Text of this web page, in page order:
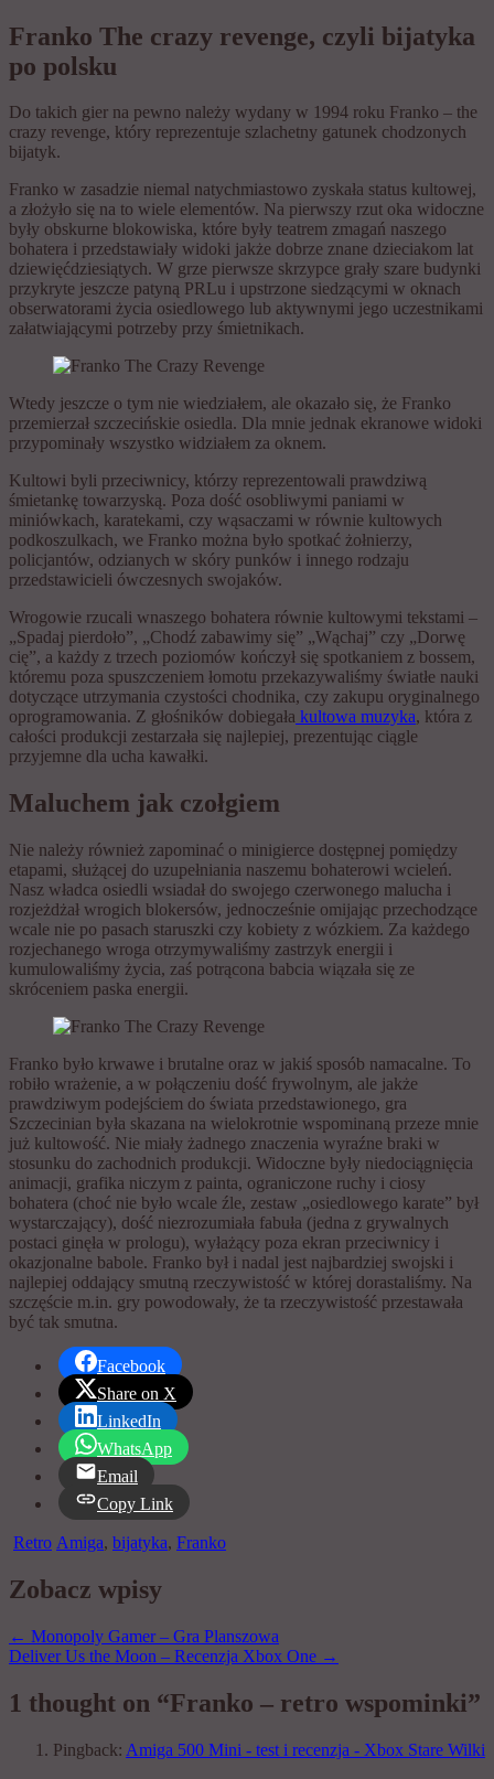
Franko The crazy revenge, czyli bijatyka
po polsku
Do takich gier na pewno należy wydany w 1994 roku Franko – the
crazy revenge, który reprezentuje szlachetny gatunek chodzonych
bijatyk.
Franko w zasadzie niemal natychmiastowo zyskała status kultowej,
a złożyło się na to wiele elementów. Na pierwszy rzut oka widoczne
były obskurne blokowiska, które były teatrem zmagań naszego
bohatera i przedstawiały widoki jakże dobrze znane dzieciakom lat
dziewięćdziesiątych. W grze pierwsze skrzypce grały szare budynki
przykryte jeszcze patyną PRLu i upstrzone siedzącymi w oknach
obserwatorami życia osiedlowego lub aktywnymi jego uczestnikami
załatwiającymi potrzeby przy śmietnikach.
Wtedy jeszcze o tym nie wiedziałem, ale okazało się, że Franko
przemierzał szczecińskie osiedla. Dla mnie jednak ekranowe widoki
przypominały wszystko widziałem za oknem.
Kultowi byli przeciwnicy, którzy reprezentowali prawdziwą
śmietankę towarzyską. Poza dość osobliwymi paniami w
miniówkach, karatekami, czy wąsaczami w równie kultowych
podkoszulkach, we Franko można było spotkać żołnierzy,
policjantów, odzianych w skóry punków i innego rodzaju
przedstawicieli ówczesnych swojaków.
Wrogowie rzucali wnaszego bohatera równie kultowymi tekstami –
„Spadaj pierdoło”, „Chodź zabawimy się” „Wąchaj” czy „Dorwę
cię”, a każdy z trzech poziomów kończył się spotkaniem z bossem,
któremu poza spuszczeniem łomotu przekazywaliśmy światłe nauki
dotyczące utrzymania czystości chodnika, czy zakupu oryginalnego
oprogramowania. Z głośników dobiegała kultowa muzyka, która z
całości produkcji zestarzała się najlepiej, prezentując ciągle
przyjemne dla ucha kawałki.
Maluchem jak czołgiem
Nie należy również zapominać o minigierce dostępnej pomiędzy
etapami, służącej do uzupełniania naszemu bohaterowi wcieleń.
Nasz władca osiedli wsiadał do swojego czerwonego malucha i
rozjeżdżał wrogich blokersów, jednocześnie omijając przechodzące
wcale nie po pasach staruszki czy kobiety z wózkiem. Za każdego
rozjechanego wroga otrzymywaliśmy zastrzyk energii i
kumulowaliśmy życia, zaś potrącona babcia wiązała się ze
skróceniem paska energii.
Franko było krwawe i brutalne oraz w jakiś sposób namacalne. To
robiło wrażenie, a w połączeniu dość frywolnym, ale jakże
prawdziwym podejściem do świata przedstawionego, gra
Szczecinian była skazana na wielokrotnie wspominaną przeze mnie
już kultowość. Nie miały żadnego znaczenia wyraźne braki w
stosunku do zachodnich produkcji. Widoczne były niedociągnięcia
animacji, grafika niczym z painta, ograniczone ruchy i ciosy
bohatera (choć nie było wcale źle, zestaw „osiedlowego karate” był
wystarczający), dość niezrozumiała fabuła (jedna z grywalnych
postaci ginęła w prologu), wyłażący poza ekran przeciwnicy i
okazjonalne babole. Franko był i nadal jest najbardziej swojski i
najlepiej oddający smutną rzeczywistość w której dorastaliśmy. Na
szczęście m.in. gry powodowały, że ta rzeczywistość przestawała
być tak smutna.
Facebook
Share on X
LinkedIn
WhatsApp
Email
Copy Link
Retro Amiga, bijatyka, Franko
Zobacz wpisy
← Monopoly Gamer – Gra Planszowa
Deliver Us the Moon – Recenzja Xbox One →
1 thought on “Franko – retro wspominki”
Pingback: Amiga 500 Mini - test i recenzja - Xbox Stare Wilki